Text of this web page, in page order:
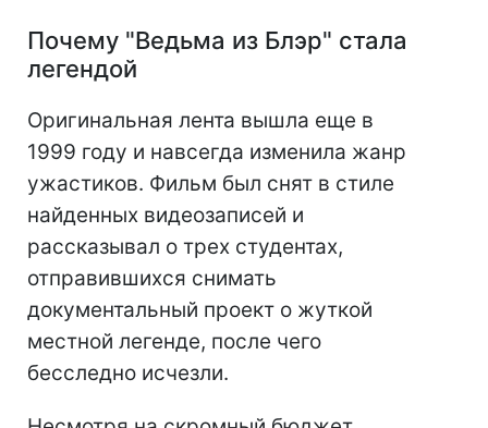
Почему "Ведьма из Блэр" стала
легендой
Оригинальная лента вышла еще в
1999 году и навсегда изменила жанр
ужастиков. Фильм был снят в стиле
найденных видеозаписей и
рассказывал о трех студентах,
отправившихся снимать
документальный проект о жуткой
местной легенде, после чего
бесследно исчезли.